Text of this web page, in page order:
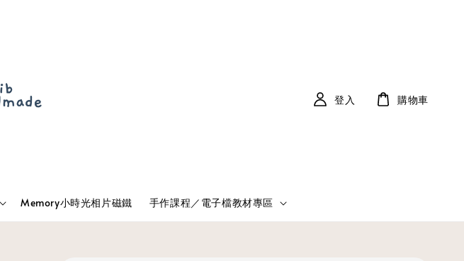
Memory小時光相片磁鐵 手作課程／電子檔教材專區
登入 購物車